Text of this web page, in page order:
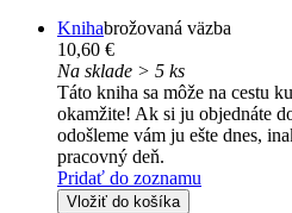
Knihabrožovaná väzba
10,60 €
Na sklade > 5 ks
Táto kniha sa môže na cestu
okamžite! Ak si ju objednáte
odošleme vám ju ešte dnes,
pracovný deň.
Pridať do zoznamu
Vložiť do košíka